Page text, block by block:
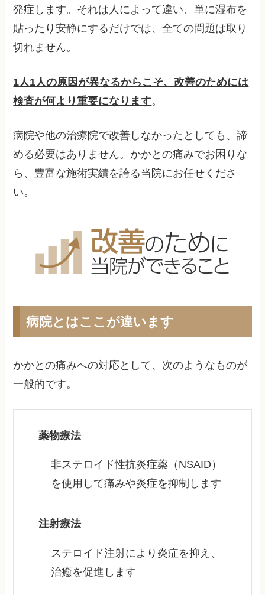
発症します。それは人によって違い、単に湿布を
貼ったり安静にするだけでは、全ての問題は取り
切れません。
1人1人の原因が異なるからこそ、改善のためには
検査が何より重要になります。
病院や他の治療院で改善しなかったとしても、諦
める必要はありません。かかとの痛みでお困りな
ら、豊富な施術実績を誇る当院にお任せくださ
い。
病院とはここが違います
かかとの痛みへの対応として、次のようなものが
一般的です。
薬物療法
非ステロイド性抗炎症薬（NSAID）
を使用して痛みや炎症を抑制します
注射療法
ステロイド注射により炎症を抑え、
治癒を促進します